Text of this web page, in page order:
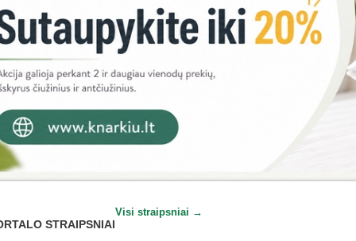
STRAIPSNIAI
Visi straipsniai →